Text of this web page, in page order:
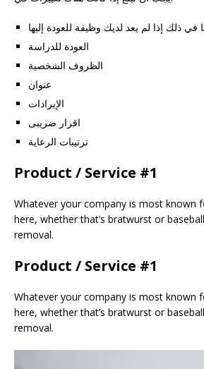
في ذلك إذا لم يعد لديك وظيفة للعودة إليها
العودة للدراسة
الظروف الشخصية
عنوان
الإيرادات
اقرار ضريبى
ترتيبات الرعاية
Product / Service #1
Whatever your company is most known
here, whether that’s bratwurst or
removal.
Product / Service #1
Whatever your company is most known
here, whether that’s bratwurst or
removal.